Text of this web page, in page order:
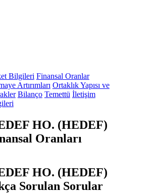
Bilgileri Finansal Oranlar
Artırımları Ortaklık Yapısı ve
Bilanço Temettü İletişim
HO. (HEDEF)
Oranları
HO. (HEDEF)
Sorulan Sorular